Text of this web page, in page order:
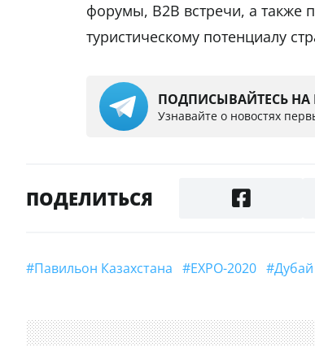
форумы, В2В встречи, а также
туристическому потенциалу
ПОДПИСЫВАЙТЕСЬ НА
Узнавайте о новостях
ПОДЕЛИТЬСЯ
#павильон Казахстана #EXPO-2020 #Дубай